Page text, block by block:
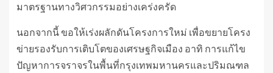
มาตรฐานทางวิศวกรรมอย่างเคร่งครัด
นอกจากนี้ ขอให้เร่งผลักดันโครงการใหม่ เพื่อขยายโครง
ข่ายรองรับการเติบโตของเศรษฐกิจเมือง อาทิ การแก้ไข
ปัญหาการจราจรในพื้นที่กรุงเทพมหานครและปริมณฑล